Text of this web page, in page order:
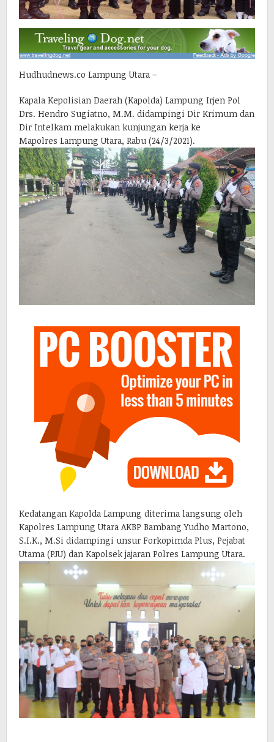
Hudhudnews.co Lampung Utara –
Kapala Kepolisian Daerah (Kapolda) Lampung Irjen Pol
Drs. Hendro Sugiatno, M.M. didampingi Dir Krimum dan
Dir Intelkam melakukan kunjungan kerja ke
Mapolres Lampung Utara, Rabu (24/3/2021).
Kedatangan Kapolda Lampung diterima langsung oleh
Kapolres Lampung Utara AKBP Bambang Yudho Martono,
S.I.K., M.Si didampingi unsur Forkopimda Plus, Pejabat
Utama (PJU) dan Kapolsek jajaran Polres Lampung Utara.